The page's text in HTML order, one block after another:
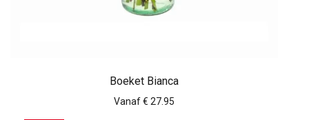
Boeket Bianca
Vanaf € 27.95